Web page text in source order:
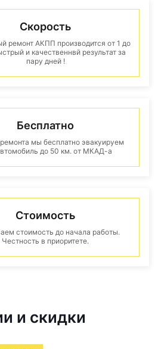
Скорость
ремонт АКПП производится от 1 до
и качественнвй результат за
пару дней !
Бесплатно
мы бесплатно эвакуируем
до 50 км. от МКАД-а
Стоимость
стоимость до начала работы.
Честность в приоритете.
и скидки